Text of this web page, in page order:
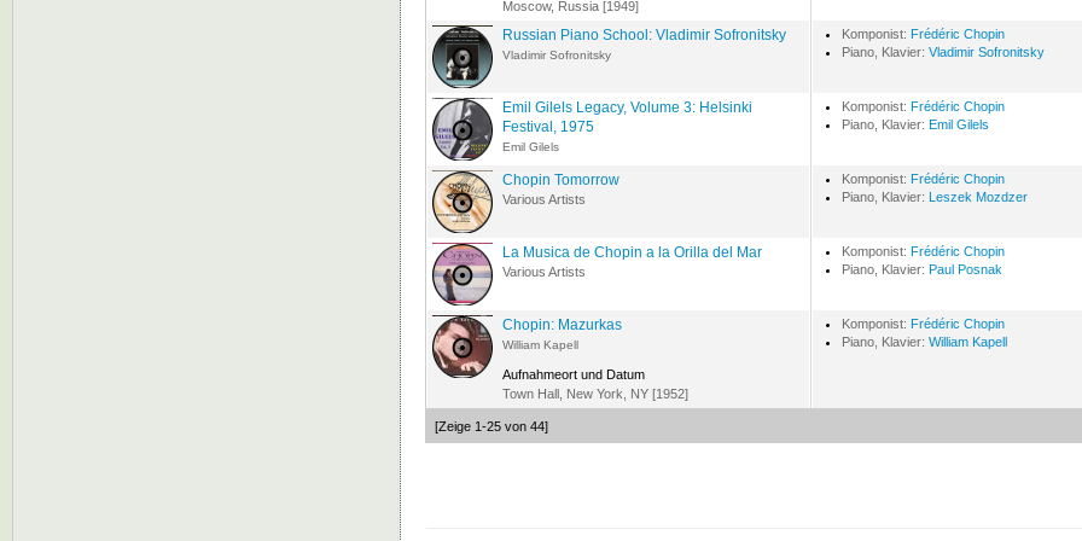
Moscow, Russia [1949]
Russian Piano School: Vladimir Sofronitsky
Vladimir Sofronitsky
Komponist: Frédéric Chopin
Piano, Klavier: Vladimir Sofronitsky
Emil Gilels Legacy, Volume 3: Helsinki
Festival, 1975
Emil Gilels
Komponist: Frédéric Chopin
Piano, Klavier: Emil Gilels
Chopin Tomorrow
Various Artists
Komponist: Frédéric Chopin
Piano, Klavier: Leszek Mozdzer
La Musica de Chopin a la Orilla del Mar
Various Artists
Komponist: Frédéric Chopin
Piano, Klavier: Paul Posnak
Chopin: Mazurkas
William Kapell
Aufnahmeort und Datum
Town Hall, New York, NY [1952]
Komponist: Frédéric Chopin
Piano, Klavier: William Kapell
[Zeige 1-25 von 44]